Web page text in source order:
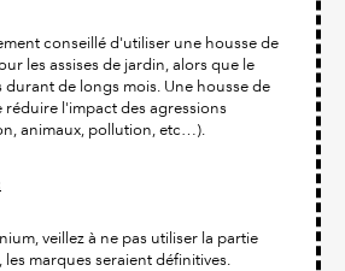
conseillé d'utiliser une housse de
les assises de jardin, alors que le
de longs mois. Une housse de
l'impact des agressions
animaux, pollution, etc…).
veillez à ne pas utiliser la partie
les marques seraient définitives.